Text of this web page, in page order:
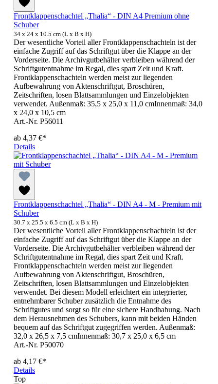
Frontklappenschachtel „Thalia“ - DIN A4 Premium ohne
Schuber
34 x 24 x 10.5 cm (L x B x H)
Der wesentliche Vorteil aller Frontklappenschachteln ist der
einfache Zugriff auf das Schriftgut über die Klappe an der
Vorderseite. Die Archivgutbehälter verbleiben während der
Schriftgutentnahme im Regal, dies spart Zeit und Kraft.
Frontklappenschachteln werden meist zur liegenden
Aufbewahrung von Aktenschriftgut, Broschüren,
Zeitschriften, losen Blattsammlungen und Einzelobjekten
verwendet. Außenmaß: 35,5 x 25,0 x 11,0 cmInnenmaß: 34,0
x 24,0 x 10,5 cm
Art.-Nr. P56011
ab 4,37 €*
Details
Frontklappenschachtel „Thalia“ - DIN A4 - M - Premium mit
Schuber
30.7 x 25.5 x 6.5 cm (L x B x H)
Der wesentliche Vorteil aller Frontklappenschachteln ist der
einfache Zugriff auf das Schriftgut über die Klappe an der
Vorderseite. Die Archivgutbehälter verbleiben während der
Schriftgutentnahme im Regal, dies spart Zeit und Kraft.
Frontklappenschachteln werden meist zur liegenden
Aufbewahrung von Aktenschriftgut, Broschüren,
Zeitschriften, losen Blattsammlungen und Einzelobjekten
verwendet. Bei diesem Modell erleichtert ein integrierter,
entnehmbarer Schuber zusätzlich die Entnahme des
Schriftgutes und sorgt so für eine sichere Handhabung. Nach
dem Herausnehmen des Schubers, kann mit beiden Händen
bequem auf das Schriftgut zugegriffen werden. Außenmaß:
32,0 x 26,5 x 7,5 cmInnenmaß: 30,7 x 25,0 x 6,5 cm
Art.-Nr. P50070
ab 4,17 €*
Details
Top